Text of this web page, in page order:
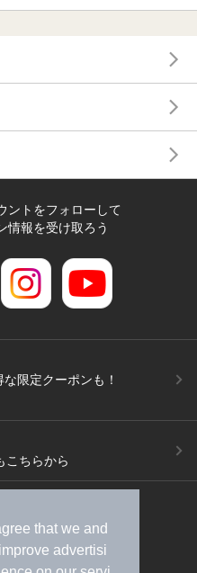
that we and
advertisi
ントをフォローして
情報を受け取ろう
限定クーポンも！
こちらから
広告出稿のご案内
ルMEMBERS+規約